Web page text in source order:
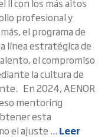
II con los más altos
profesional y
el programa de
línea estratégica de
el compromiso
la cultura de
En 2024, AENOR
mentoring
esta
el ajuste ... Leer